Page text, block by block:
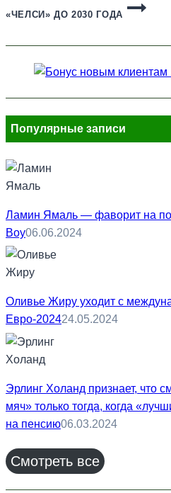
«ЧЕЛСИ» ДО 2030 ГОДА
Популярные записи
Ламин Ямаль — фаворит на
Boy06.06.2024
Оливье Жиру уходит с
Евро-202424.05.2024
Эрлинг Холанд признает, что
мяч» только тогда, когда
на пенсию06.03.2024
Смотреть все